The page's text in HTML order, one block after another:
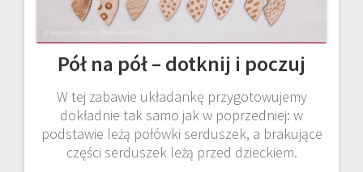
Pół na pół – dotknij i poczuj
W tej zabawie układankę przygotowujemy
dokładnie tak samo jak w poprzedniej: w
podstawie leżą połówki serduszek, a brakujące
części serduszek leżą przed dzieckiem.